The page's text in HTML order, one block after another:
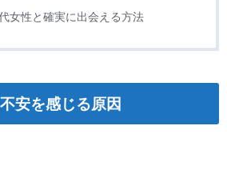
女性と確実に出会える方法
安を感じる原因